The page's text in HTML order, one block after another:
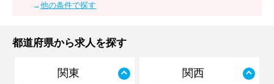
→他の条件で探す
都道府県から求人を探す
関東 関西